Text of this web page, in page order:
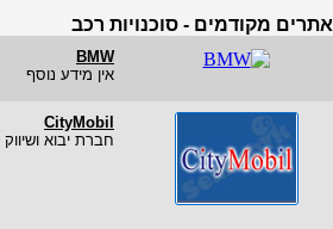
אתרים מקודמים - סוכנויות רכב
BMW
אין מידע נוסף
CityMobil
חברת יבוא